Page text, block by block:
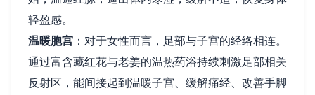
轻盈感。
温暖胞宫 ：对于女性而言，足部与子宫的经络相连。
通过富含藏红花与老姜的温热药浴持续刺激足部相关
反射区，能间接起到温暖子宫、缓解痛经、改善手脚